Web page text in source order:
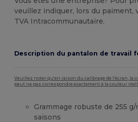
veuillez indiquer, lors du paiment,
TVA Intracommunautaire.
Description du pantalon de travail
Veuillez noter qu'en raison du calibrage de l'écran, la
peut ne pas correspondre exactement à la couleur
Grammage robuste de 255
saisons